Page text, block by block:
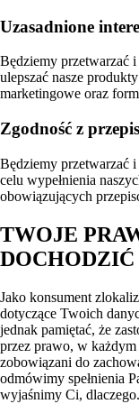
Uzasadnione
Będziemy przetwarzać
ulepszać nasze
marketingowe oraz
Zgodność z
Będziemy przetwarzać
celu wypełnienia
obowiązujących
TWOJE
DOCHODZIĆ
Jako konsument
dotyczące Twoich
jednak pamiętać, że
przez prawo, w
zobowiązani do
odmówimy spełnienia
wyjaśnimy Ci, dlaczego.